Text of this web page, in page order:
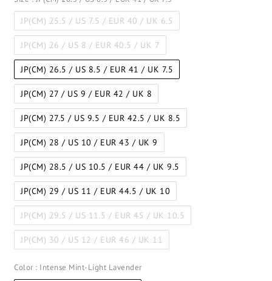
JP(CM) 25.5 / US 7.5 / EUR 40 / UK 6.5
JP(CM) 26 / US 8 / EUR 40.5 / UK 7
JP(CM) 26.5 / US 8.5 / EUR 41 / UK 7.5
JP(CM) 27 / US 9 / EUR 42 / UK 8
JP(CM) 27.5 / US 9.5 / EUR 42.5 / UK 8.5
JP(CM) 28 / US 10 / EUR 43 / UK 9
JP(CM) 28.5 / US 10.5 / EUR 44 / UK 9.5
JP(CM) 29 / US 11 / EUR 44.5 / UK 10
JP(CM) 29.5 / US 11.5 / EUR 45 / UK 10.5
JP(CM) 30 / US 12 / EUR 46 / UK 11
Color : Intense Mint-Light Lavender